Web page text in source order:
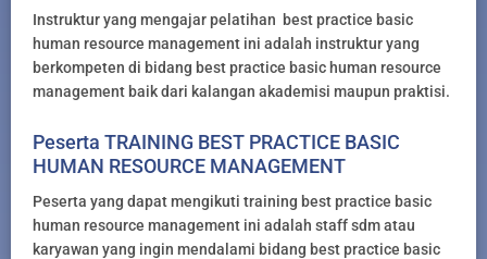
Instruktur yang mengajar pelatihan best practice basic
human resource management ini adalah instruktur yang
berkompeten di bidang best practice basic human resource
management baik dari kalangan akademisi maupun praktisi.
Peserta TRAINING BEST PRACTICE BASIC
HUMAN RESOURCE MANAGEMENT
Peserta yang dapat mengikuti training best practice basic
human resource management ini adalah staff sdm atau
karyawan yang ingin mendalami bidang best practice basic